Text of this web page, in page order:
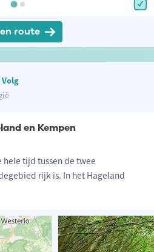
route
Volg
en Kempen
tijd tussen de twee
rijk is. In het Hageland